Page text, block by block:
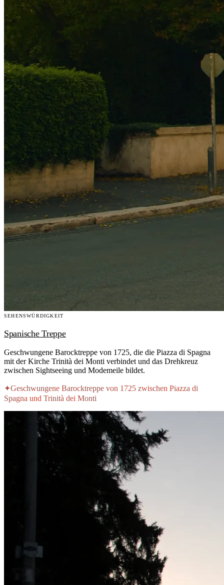
SEHENSWÜRDIGKEIT
Spanische Treppe
Geschwungene Barocktreppe von 1725, die die Piazza di Spagna
mit der Kirche Trinità dei Monti verbindet und das Drehkreuz
zwischen Sightseeing und Modemeile bildet.
✦Geschwungene Barocktreppe von 1725 zwischen Piazza di
Spagna und Trinità dei Monti